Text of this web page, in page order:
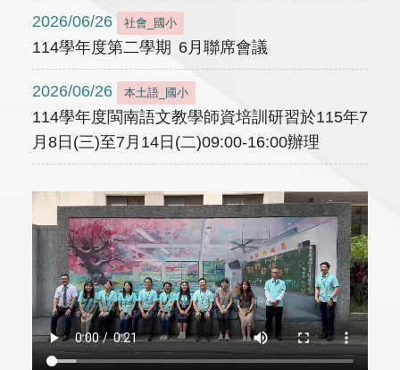
2026/06/26 社會_國小
114學年度第二學期 6月聯席會議
2026/06/26 本土語_國小
114學年度閩南語文教學師資培訓研習於115年7
月8日(三)至7月14日(二)09:00-16:00辦理